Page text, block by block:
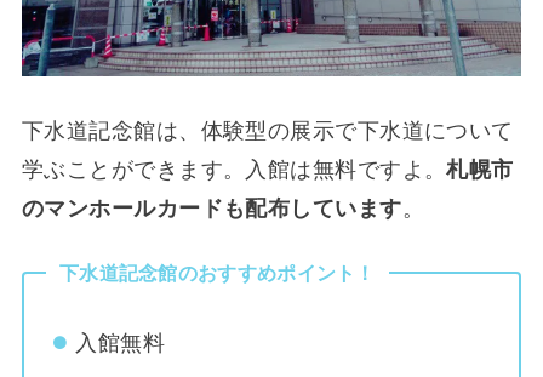
下水道記念館は、体験型の展示で下水道について
学ぶことができます。入館は無料ですよ。札幌市
のマンホールカードも配布しています。
下水道記念館のおすすめポイント！
入館無料